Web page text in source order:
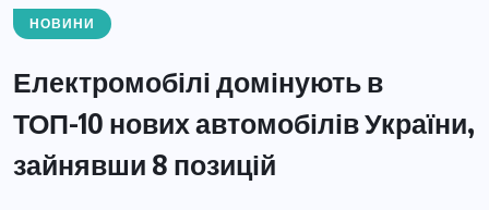
НОВИНИ
Електромобілі домінують в
ТОП-10 нових автомобілів України,
зайнявши 8 позицій